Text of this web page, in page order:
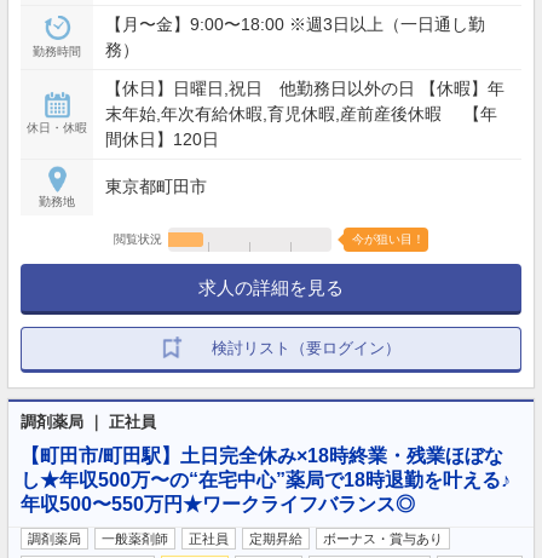
勤務時間
【月〜金】9:00〜18:00 ※週3日以上（一日通し勤
務）
休日・休暇
【休日】日曜日,祝日 他勤務日以外の日 【休暇】年
末年始,年次有給休暇,育児休暇,産前産後休暇 【年
間休日】120日
勤務地
東京都町田市
閲覧状況 今が狙い目！
求人の詳細を見る
検討リスト（要ログイン）
調剤薬局 ｜ 正社員
【町田市/町田駅】土日完全休み×18時終業・残業ほぼな
し★年収500万〜の“在宅中心”薬局で18時退勤を叶える♪
年収500〜550万円★ワークライフバランス◎
調剤薬局 一般薬剤師 正社員 定期昇給
ボーナス・賞与あり